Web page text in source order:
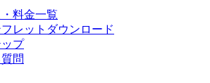
料金一覧
レットダウンロード
プ
問